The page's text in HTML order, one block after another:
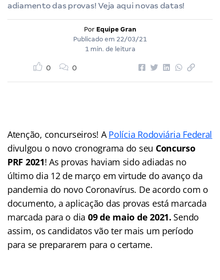
adiamento das provas! Veja aqui novas datas!
Por Equipe Gran
Publicado em 22/03/21
1 min. de leitura
0 0
Atenção, concurseiros! APolícia Rodoviária Federal
divulgou o novo cronograma do seu Concurso
PRF 2021! As provas haviam sido adiadas no
último dia 12 de março em virtude do avanço da
pandemia do novo Coronavírus. De acordo com o
documento, a aplicação das provas está marcada
marcada para o dia 09 de maio de 2021. Sendo
assim, os candidatos vão ter mais um período
para se prepararem para o certame.